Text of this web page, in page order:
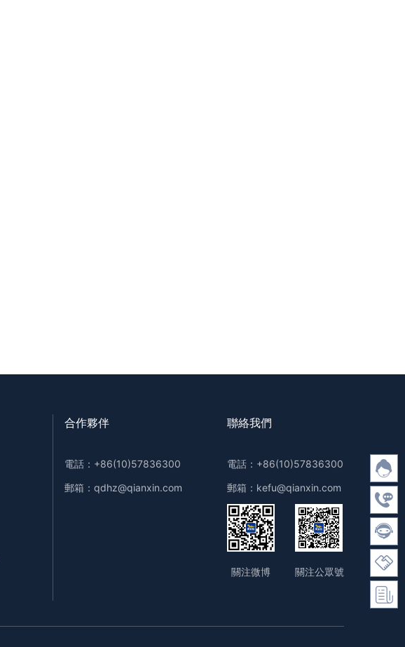
聯絡我們
電話：+86(10)57836300
郵箱：kefu@qianxin.com
關注微博 關注公眾號
合作夥伴
電話：+86(10)57836300
郵箱：qdhz@qianxin.com